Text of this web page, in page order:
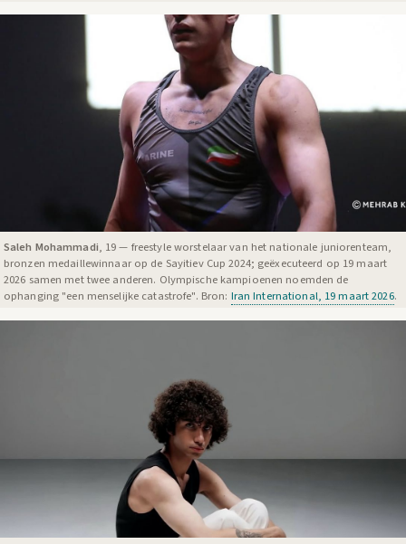
Saleh Mohammadi, 19 — freestyle worstelaar van het nationale juniorenteam,
bronzen medaillewinnaar op de Sayitiev Cup 2024; geëxecuteerd op 19 maart
2026 samen met twee anderen. Olympische kampioenen noemden de
ophanging "een menselijke catastrofe". Bron: Iran International, 19 maart 2026.